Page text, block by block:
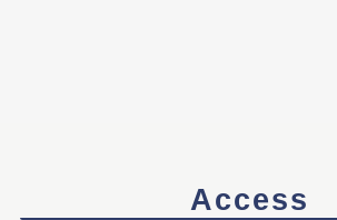
Access